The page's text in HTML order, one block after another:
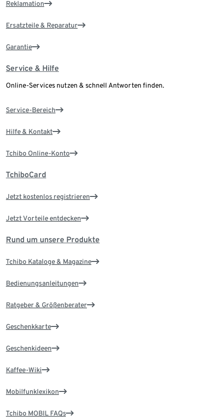
Reklamation
Ersatzteile & Reparatur
Garantie
Service & Hilfe
Online-Services nutzen & schnell Antworten finden.
Service-Bereich
Hilfe & Kontakt
Tchibo Online-Konto
TchiboCard
Jetzt kostenlos registrieren
Jetzt Vorteile entdecken
Rund um unsere Produkte
Tchibo Kataloge & Magazine
Bedienungsanleitungen
Ratgeber & Größenberater
Geschenkkarte
Geschenkideen
Kaffee-Wiki
Mobilfunklexikon
Tchibo MOBIL FAQs